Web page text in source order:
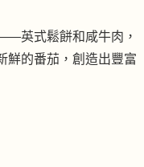
英式鬆餅和咸牛肉，
鮮的番茄，創造出豐富